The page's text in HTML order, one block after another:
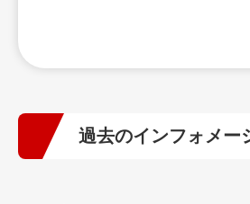
過去のインフォメー